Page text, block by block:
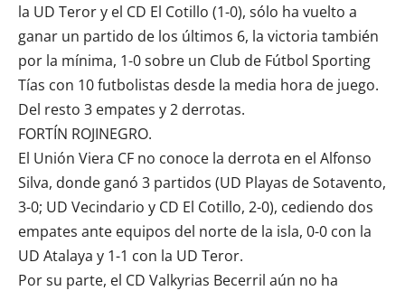
la UD Teror y el CD El Cotillo (1-0), sólo ha vuelto a
ganar un partido de los últimos 6, la victoria también
por la mínima, 1-0 sobre un Club de Fútbol Sporting
Tías con 10 futbolistas desde la media hora de juego.
Del resto 3 empates y 2 derrotas.
FORTÍN ROJINEGRO.
El Unión Viera CF no conoce la derrota en el Alfonso
Silva, donde ganó 3 partidos (UD Playas de Sotavento,
3-0; UD Vecindario y CD El Cotillo, 2-0), cediendo dos
empates ante equipos del norte de la isla, 0-0 con la
UD Atalaya y 1-1 con la UD Teror.
Por su parte, el CD Valkyrias Becerril aún no ha